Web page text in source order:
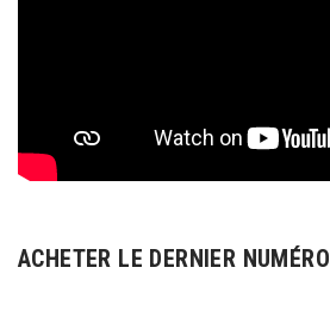
ACHETER LE DERNIER NUMÉRO